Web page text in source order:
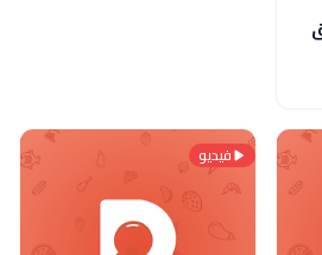
فيديو